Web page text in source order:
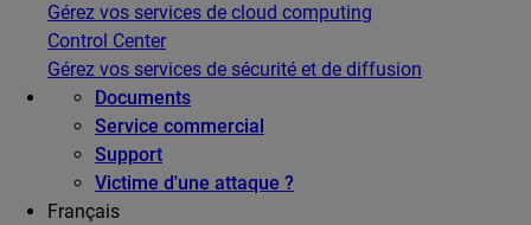
Gérez vos services de cloud computing
Control Center
Gérez vos services de sécurité et de diffusion
Documents
Service commercial
Support
Victime d'une attaque ?
Français